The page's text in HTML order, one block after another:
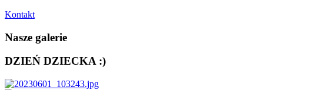
Kontakt
Nasze galerie
DZIEŃ DZIECKA :)